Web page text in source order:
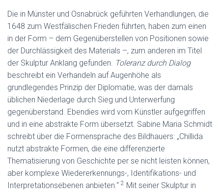
Die in Münster und Osnabrück geführten Verhandlungen, die
1648 zum Westfälischen Frieden führten, haben zum einen
in der Form – dem Gegenüberstellen von Positionen sowie
der Durchlässigkeit des Materials –, zum anderen im Titel
der Skulptur Anklang gefunden. Toleranz durch Dialog
beschreibt ein Verhandeln auf Augenhöhe als
grundlegendes Prinzip der Diplomatie, was der damals
üblichen Niederlage durch Sieg und Unterwerfung
gegenüberstand. Ebendies wird vom Künstler aufgegriffen
und in eine abstrakte Form übersetzt. Sabine Maria Schmidt
schreibt über die Formensprache des Bildhauers: „Chillida
nutzt abstrakte Formen, die eine differenzierte
Thematisierung von Geschichte per se nicht leisten können,
aber komplexe Wiedererkennungs-, Identifikations- und
Interpretationsebenen anbieten.“ 2 Mit seiner Skulptur in